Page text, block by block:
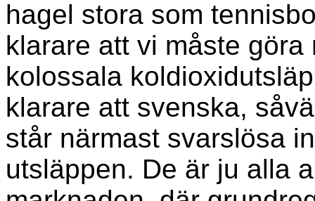
hagel stora som
klarare att vi måste
kolossala
klarare att svenska,
står närmast svarslösa
utsläppen. De är ju alla